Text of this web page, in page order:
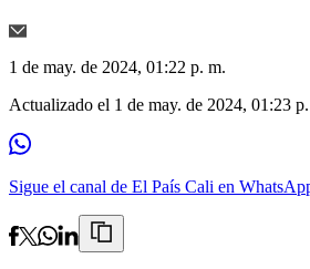
1 de may. de 2024, 01:22 p. m.
Actualizado el 1 de may. de 2024, 01:23
Sigue el canal de El País Cali en